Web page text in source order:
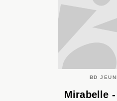
BD
Mirabelle -